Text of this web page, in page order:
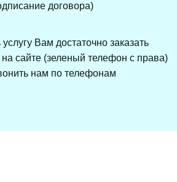
договора)
Вам достаточно заказать
сайте (зеленый телефон с права)
нам по телефонам